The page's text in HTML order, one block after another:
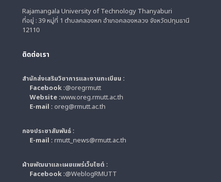
Rajamangala University of Technology Thanyaburi
ที่อยู่ : 39 หมู่ที่ 1 ตำบลคลองหก อำเภอคลองหลวง จังหวัดปทุมธานี
12110
ติดต่อเรา
สำนักส่งเสริมวิชาการและงานทะเบียน :
Facebook :@oregrmutt
Website :www.oreg.rmutt.ac.th
E-mail : oreg@rmutt.ac.th
กองประชาสัมพันธ์ :
E-mail : rmutt_news@rmutt.ac.th
ฝ่ายพัฒนาและเผยแพร่เว็บไซต์ :
Facebook :@WeblogRMUTT